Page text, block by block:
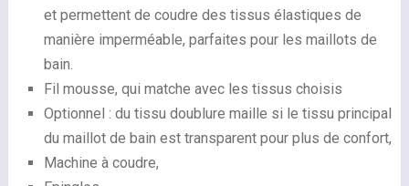
et permettent de coudre des tissus élastiques de
manière imperméable, parfaites pour les maillots de
bain.
Fil mousse, qui matche avec les tissus choisis
Optionnel : du tissu doublure maille si le tissu principal
du maillot de bain est transparent pour plus de confort,
Machine à coudre,